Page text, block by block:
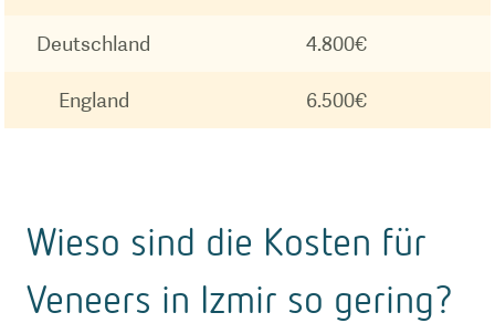
Deutschland 4.800€
England 6.500€
Wieso sind die Kosten für
Veneers in Izmir so gering?